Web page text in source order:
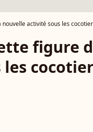
activité sous les
figure